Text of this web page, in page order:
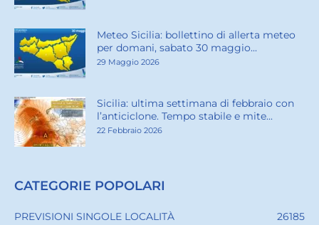
Meteo Sicilia: bollettino di allerta meteo
per domani, sabato 30 maggio...
29 Maggio 2026
Sicilia: ultima settimana di febbraio con
l’anticiclone. Tempo stabile e mite...
22 Febbraio 2026
CATEGORIE POPOLARI
PREVISIONI SINGOLE LOCALITÀ
26185